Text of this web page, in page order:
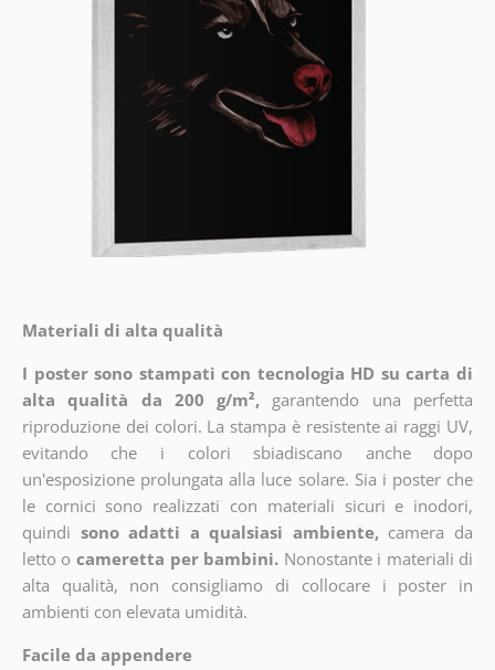
Materiali di alta qualità
I poster sono stampati con tecnologia HD su carta di
alta qualità da 200 g/m², garantendo una perfetta
riproduzione dei colori. La stampa è resistente ai raggi UV,
evitando che i colori sbiadiscano anche dopo
un'esposizione prolungata alla luce solare. Sia i poster che
le cornici sono realizzati con materiali sicuri e inodori,
quindi sono adatti a qualsiasi ambiente, camera da
letto o cameretta per bambini. Nonostante i materiali di
alta qualità, non consigliamo di collocare i poster in
ambienti con elevata umidità.
Facile da appendere